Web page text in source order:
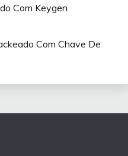
Com Keygen
Com Chave De